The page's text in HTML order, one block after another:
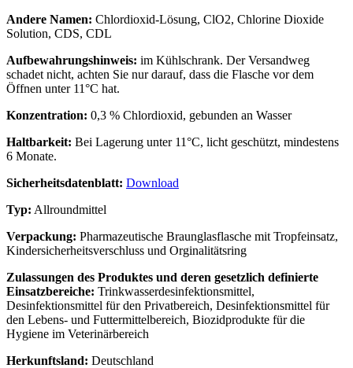
Andere Namen: Chlordioxid-Lösung, ClO2, Chlorine Dioxide
Solution, CDS, CDL
Aufbewahrungshinweis: im Kühlschrank. Der Versandweg
schadet nicht, achten Sie nur darauf, dass die Flasche vor dem
Öffnen unter 11°C hat.
Konzentration: 0,3 % Chlordioxid, gebunden an Wasser
Haltbarkeit: Bei Lagerung unter 11°C, licht geschützt, mindestens
6 Monate.
Sicherheitsdatenblatt: Download
Typ: Allroundmittel
Verpackung: Pharmazeutische Braunglasflasche mit Tropfeinsatz,
Kindersicherheitsverschluss und Orginalitätsring
Zulassungen des Produktes und deren gesetzlich definierte
Einsatzbereiche: Trinkwasserdesinfektionsmittel,
Desinfektionsmittel für den Privatbereich, Desinfektionsmittel für
den Lebens- und Futtermittelbereich, Biozidprodukte für die
Hygiene im Veterinärbereich
Herkunftsland: Deutschland